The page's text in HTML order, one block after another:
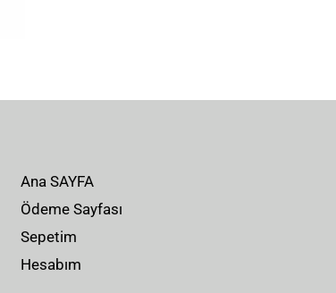
Ana SAYFA
Ödeme Sayfası
Sepetim
Hesabım